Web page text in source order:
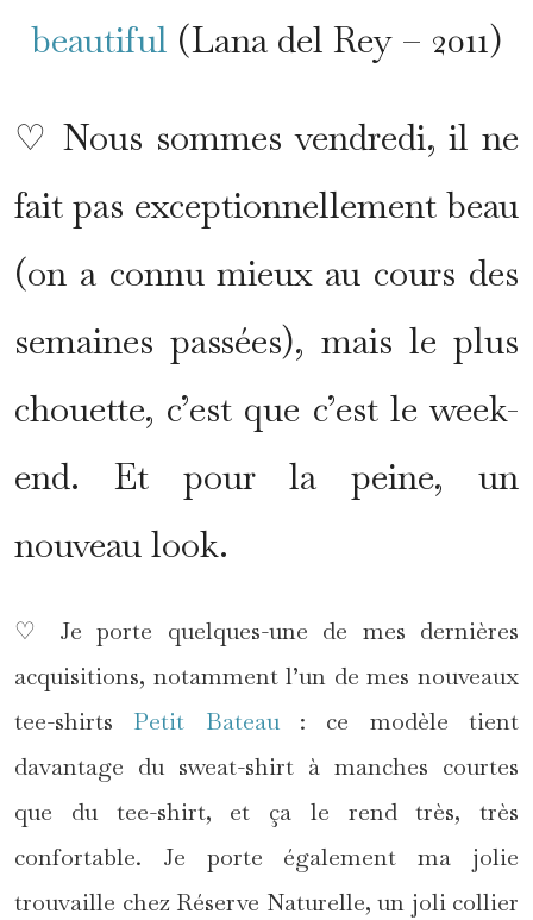
beautiful (Lana del Rey – 2011)
♡ Nous sommes vendredi, il ne
fait pas exceptionnellement beau
(on a connu mieux au cours des
semaines passées), mais le plus
chouette, c’est que c’est le week-
end. Et pour la peine, un
nouveau look.
♡ Je porte quelques-une de mes dernières
acquisitions, notamment l’un de mes nouveaux
tee-shirts Petit Bateau: ce modèle tient
davantage du sweat-shirt à manches courtes
que du tee-shirt, et ça le rend très, très
confortable. Je porte également ma jolie
trouvaille chez Réserve Naturelle, un joli collier